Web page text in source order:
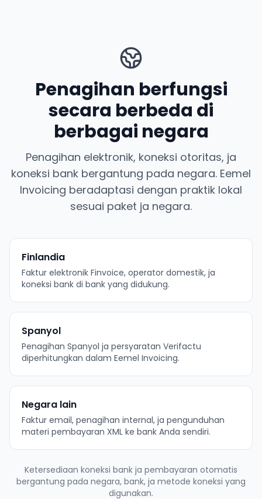
Penagihan berfungsi
secara berbeda di
berbagai negara
Penagihan elektronik, koneksi otoritas, ja
koneksi bank bergantung pada negara. Eemel
Invoicing beradaptasi dengan praktik lokal
sesuai paket ja negara.
Finlandia
Faktur elektronik Finvoice, operator domestik, ja
koneksi bank di bank yang didukung.
Spanyol
Penagihan Spanyol ja persyaratan Verifactu
diperhitungkan dalam Eemel Invoicing.
Negara lain
Faktur email, penagihan internal, ja pengunduhan
materi pembayaran XML ke bank Anda sendiri.
Ketersediaan koneksi bank ja pembayaran otomatis
bergantung pada negara, bank, ja metode koneksi yang
digunakan.